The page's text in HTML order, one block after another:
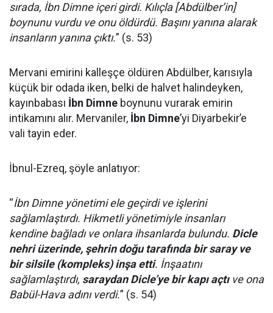
sırada, İbn Dimne içeri girdi. Kılıçla [Abdülber’in]
boynunu vurdu ve onu öldürdü. Başını yanına alarak
insanların yanına çıktı.” (s. 53)
Mervani emirini kalleşçe öldüren Abdülber, karısıyla
küçük bir odada iken, belki de halvet halindeyken,
kayınbabası İbn Dimne boynunu vurarak emirin
intikamını alır. Mervaniler, İbn Dimne’yi Diyarbekir’e
vali tayin eder.
İbnul-Ezreq, şöyle anlatıyor:
“İbn Dimne yönetimi ele geçirdi ve işlerini
sağlamlaştırdı. Hikmetli yönetimiyle insanları
kendine bağladı ve onlara ihsanlarda bulundu. Dicle
nehri üzerinde, şehrin doğu tarafında bir saray ve
bir silsile (kompleks) inşa etti. İnşaatını
sağlamlaştırdı, saraydan Dicle’ye bir kapı açtıve ona
Babül-Hava adını verdi.” (s. 54)